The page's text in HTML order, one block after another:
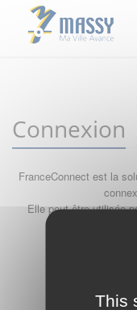
Connexion
FranceConnect est la
Elle peut être utilisée
This